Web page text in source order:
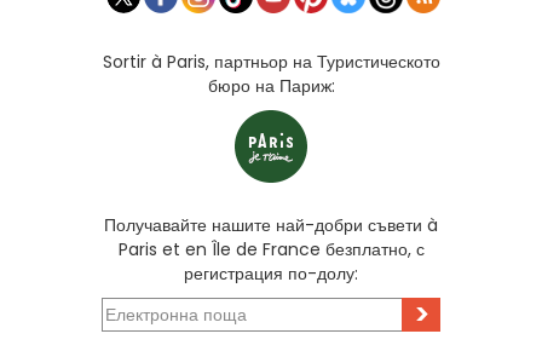
Sortir à Paris, партньор на Туристическото
бюро на Париж:
Получавайте нашите най-добри съвети à
Paris et en Île de France безплатно, с
регистрация по-долу:
>